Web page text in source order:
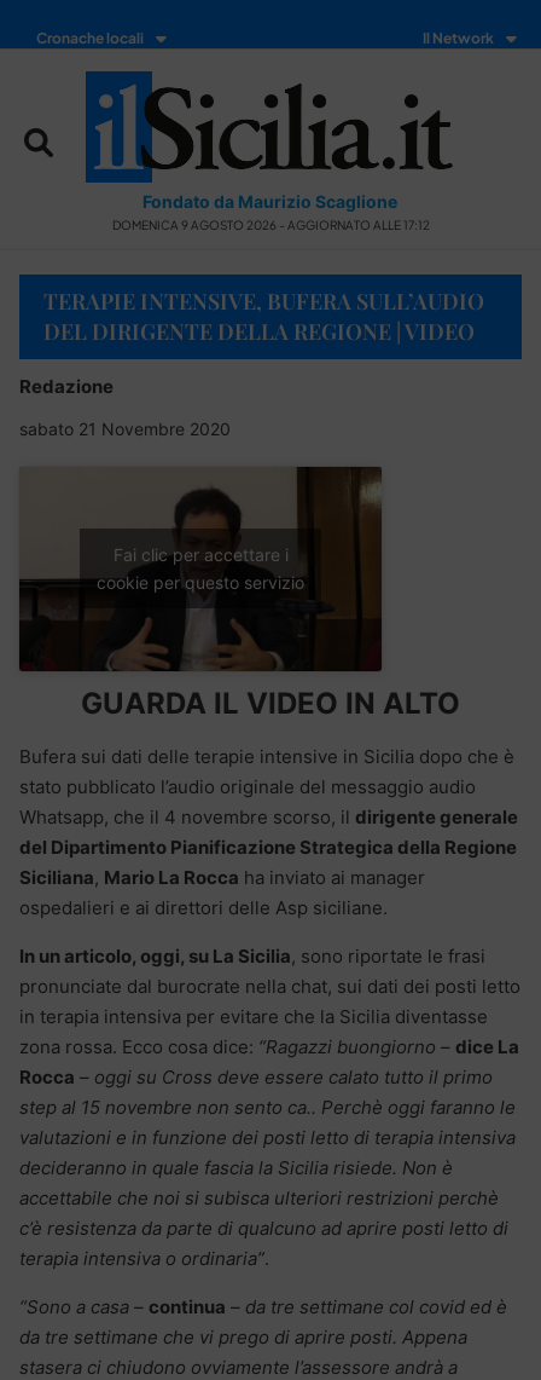
Cronache locali Il Network
Fondato da Maurizio Scaglione
DOMENICA 9 AGOSTO 2026 - AGGIORNATO ALLE 17:12
TERAPIE INTENSIVE, BUFERA SULL’AUDIO
DEL DIRIGENTE DELLA REGIONE | VIDEO
Redazione
sabato 21 Novembre 2020
Fai clic per accettare i
cookie per questo servizio
GUARDA IL VIDEO IN ALTO
Bufera sui dati delle terapie intensive in Sicilia dopo che è
stato pubblicato l’audio originale del messaggio audio
Whatsapp, che il 4 novembre scorso, il dirigente generale
del Dipartimento Pianificazione Strategica della Regione
Siciliana, Mario La Rocca ha inviato ai manager
ospedalieri e ai direttori delle Asp siciliane.
In un articolo, oggi, su La Sicilia, sono riportate le frasi
pronunciate dal burocrate nella chat, sui dati dei posti letto
in terapia intensiva per evitare che la Sicilia diventasse
zona rossa. Ecco cosa dice: “Ragazzi buongiorno – dice La
Rocca – oggi su Cross deve essere calato tutto il primo
step al 15 novembre non sento ca.. Perchè oggi faranno le
valutazioni e in funzione dei posti letto di terapia intensiva
decideranno in quale fascia la Sicilia risiede. Non è
accettabile che noi si subisca ulteriori restrizioni perchè
c’è resistenza da parte di qualcuno ad aprire posti letto di
terapia intensiva o ordinaria”.
“Sono a casa – continua – da tre settimane col covid ed è
da tre settimane che vi prego di aprire posti. Appena
stasera ci chiudono ovviamente l’assessore andrà a